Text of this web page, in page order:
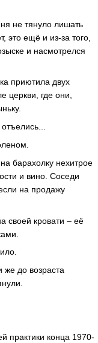
не тянуло лишать
это ещё и из-за того,
и насмотрелся
приютила двух
церкви, где они,
барахолку нехитрое
и вино. Соседи
на продажу
своей кровати – её
же до возраста
практики конца 1970-